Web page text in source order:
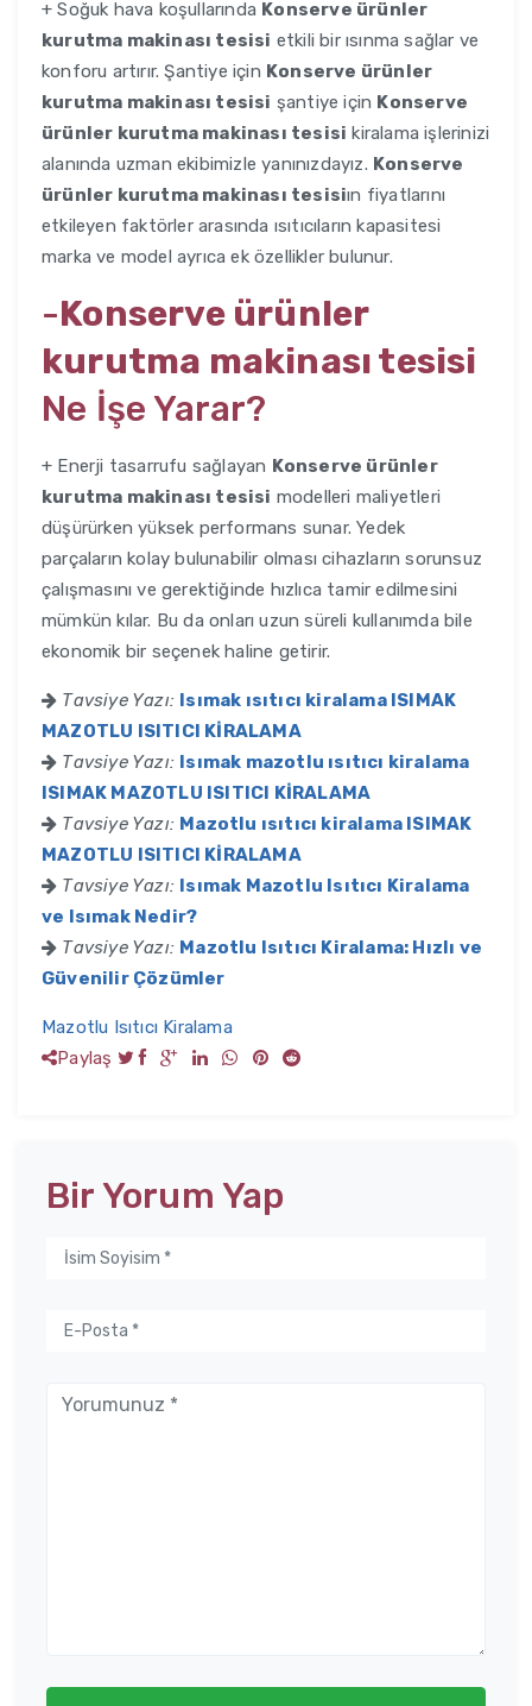
+ Soğuk hava koşullarında Konserve ürünler
kurutma makinası tesisi etkili bir ısınma sağlar ve
konforu artırır. Şantiye için Konserve ürünler
kurutma makinası tesisi şantiye için Konserve
ürünler kurutma makinası tesisi kiralama işlerinizi
alanında uzman ekibimizle yanınızdayız. Konserve
ürünler kurutma makinası tesisiın fiyatlarını
etkileyen faktörler arasında ısıtıcıların kapasitesi
marka ve model ayrıca ek özellikler bulunur.
-Konserve ürünler
kurutma makinası tesisi
Ne İşe Yarar?
+ Enerji tasarrufu sağlayan Konserve ürünler
kurutma makinası tesisi modelleri maliyetleri
düşürürken yüksek performans sunar. Yedek
parçaların kolay bulunabilir olması cihazların sorunsuz
çalışmasını ve gerektiğinde hızlıca tamir edilmesini
mümkün kılar. Bu da onları uzun süreli kullanımda bile
ekonomik bir seçenek haline getirir.
Tavsiye Yazı: Isımak ısıtıcı kiralama ISIMAK
MAZOTLU ISITICI KİRALAMA
Tavsiye Yazı: Isımak mazotlu ısıtıcı kiralama
ISIMAK MAZOTLU ISITICI KİRALAMA
Tavsiye Yazı: Mazotlu ısıtıcı kiralama ISIMAK
MAZOTLU ISITICI KİRALAMA
Tavsiye Yazı: Isımak Mazotlu Isıtıcı Kiralama
ve Isımak Nedir?
Tavsiye Yazı: Mazotlu Isıtıcı Kiralama: Hızlı ve
Güvenilir Çözümler
Mazotlu Isıtıcı Kiralama
Paylaş
Bir Yorum Yap